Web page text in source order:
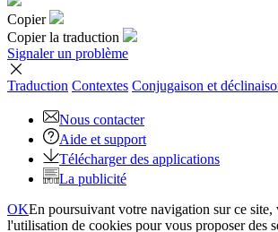
Copier
Copier la traduction
Signaler un problème
Traduction Contextes Conjugaison et
Nous contacter
Aide et support
Télécharger des applications
La publicité
OKEn poursuivant votre navigation sur ce site,
l'utilisation de cookies pour vous proposer des